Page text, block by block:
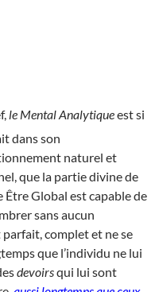
le Mental Analytiqueest si
dans son
naturel et
que la partie divine de
Être Global est capable de
sans aucun
complet et ne se
que l’individu ne lui
devoirsqui lui sont